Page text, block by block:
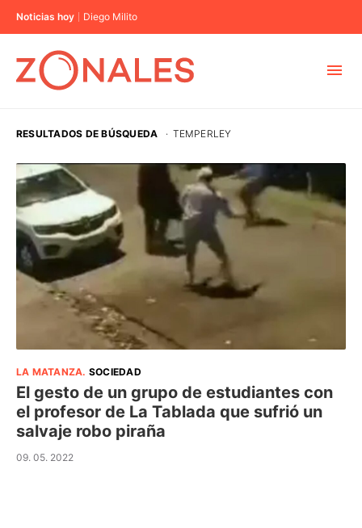
Noticias hoy Diego Milito
CABA
BUENOS AIRES
PROVINCIAS
ELECCIONES 2023
RESULTADOS DE BÚSQUEDA · TEMPERLEY
LA MATANZA. SOCIEDAD
El gesto de un grupo de estudiantes con
el profesor de La Tablada que sufrió un
salvaje robo piraña
09. 05. 2022